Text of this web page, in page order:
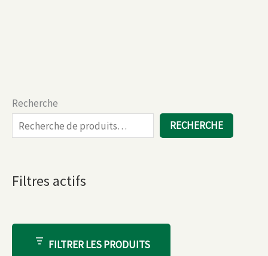
Recherche
RECHERCHE
Filtres actifs
FILTRER LES PRODUITS